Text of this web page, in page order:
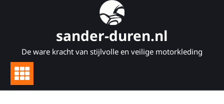
sander-duren.nl
De ware kracht van stijlvolle en veilige motorkleding